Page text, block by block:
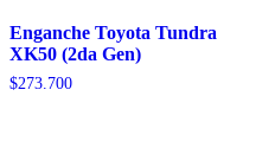
Enganche Toyota Tundra
XK50 (2da Gen)
$273.700